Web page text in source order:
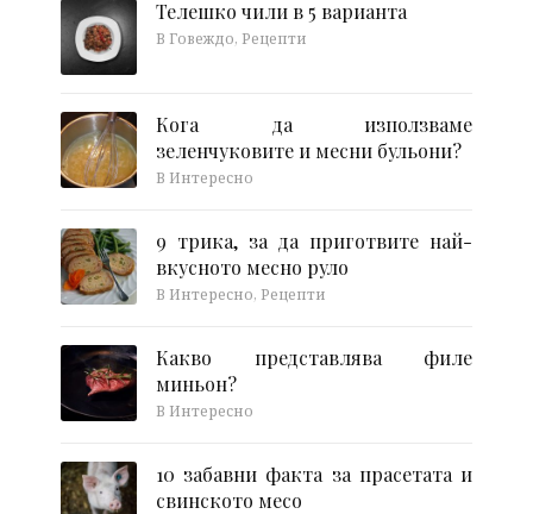
Телешко чили в 5 варианта
В Говеждо, Рецепти
Кога да използваме
зеленчуковите и месни бульони?
В Интересно
9 трика, за да приготвите най-
вкусното месно руло
В Интересно, Рецепти
Какво представлява филе
миньон?
В Интересно
10 забавни факта за прасетата и
свинското месо